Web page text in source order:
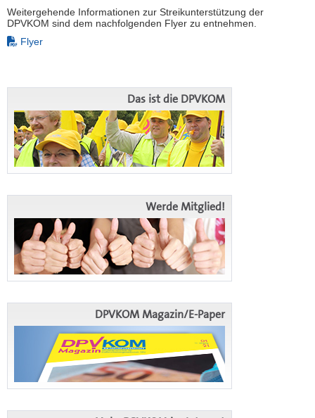
Weitergehende Informationen zur Streikunterstützung der
DPVKOM sind dem nachfolgenden Flyer zu entnehmen.
Flyer
Das ist die DPVKOM
Werde Mitglied!
DPVKOM Magazin/E-Paper